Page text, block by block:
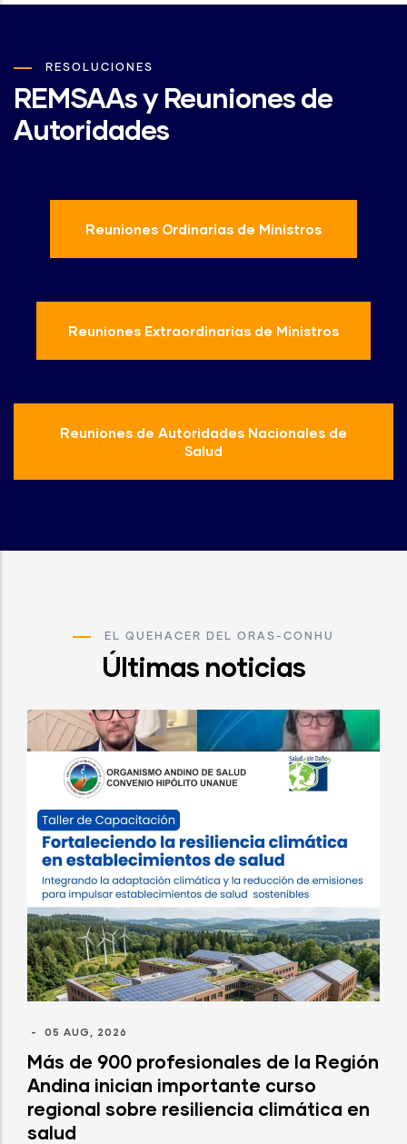
RESOLUCIONES
REMSAAs y Reuniones de
Autoridades
Reuniones Ordinarias de Ministros
Reuniones Extraordinarias de Ministros
Reuniones de Autoridades Nacionales de
Salud
EL QUEHACER DEL ORAS-CONHU
Últimas noticias
- 05 AUG, 2026
Más de 900 profesionales de la Región
Andina inician importante curso
regional sobre resiliencia climática en
salud